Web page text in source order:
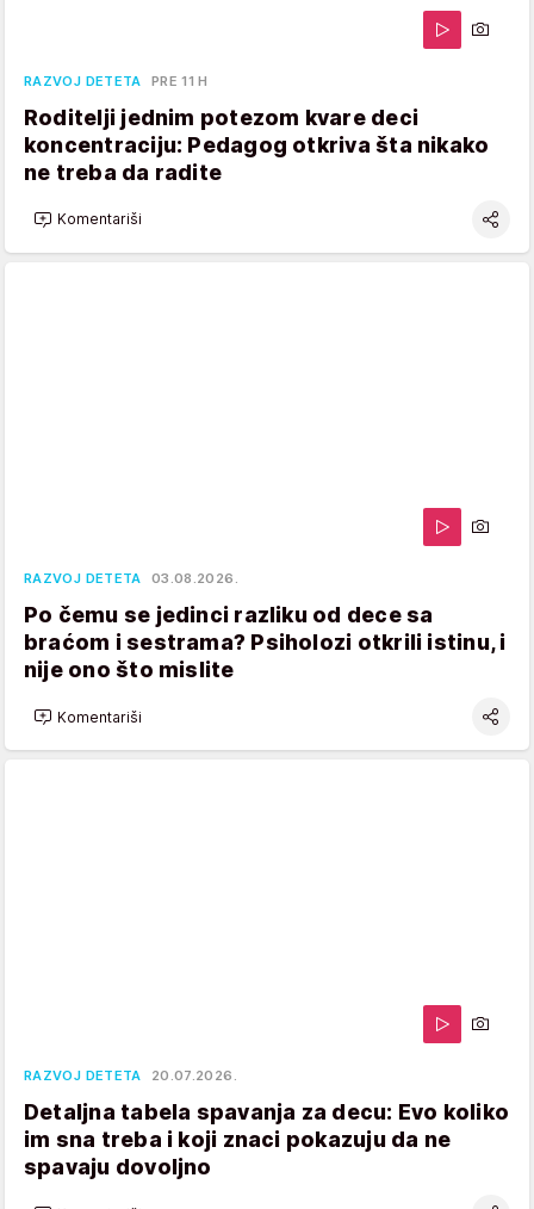
RAZVOJ DETETA PRE 11 H
Roditelji jednim potezom kvare deci
koncentraciju: Pedagog otkriva šta nikako
ne treba da radite
Komentariši
RAZVOJ DETETA 03.08.2026.
Po čemu se jedinci razliku od dece sa
braćom i sestrama? Psiholozi otkrili istinu, i
nije ono što mislite
Komentariši
RAZVOJ DETETA 20.07.2026.
Detaljna tabela spavanja za decu: Evo koliko
im sna treba i koji znaci pokazuju da ne
spavaju dovoljno